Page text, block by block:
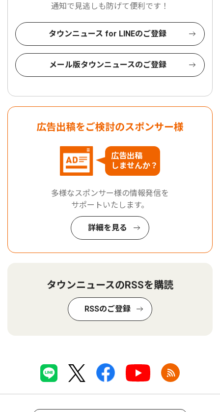
通知で見逃しも防げて便利です！
タウンニュース for LINEのご登録
メール版タウンニュースのご登録
広告出稿をご検討のスポンサー様
広告出稿
しませんか？
多様なスポンサー様の情報発信を
サポートいたします。
詳細を見る
タウンニュースのRSSを購読
RSSのご登録